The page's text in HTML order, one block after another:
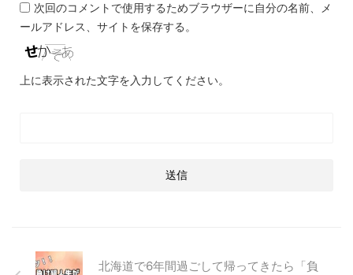
次回のコメントで使用するためブラウザーに自分の名前、メ
ールアドレス、サイトを保存する。
上に表示された文字を入力してください。
北海道で6年間過ごして帰ってきたら「負